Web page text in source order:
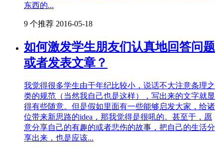
东西的...
9 个推荐 2016-05-18
如何激发学生朋友们认真地回答问题
或者发表文章？
我觉得很多学生由于年纪比较小，说话不大注意条理之
类的规范（当然我自己也是这样），写出来的文字就显
得有些随意。但是假如里面有一些能够启发大家，给诸
位带来新思路的idea，那我觉得是很吼的。甚至于，愿
意分享自己的有趣的或者悲伤的故事，把自己的生活分
享出来，也是应该...